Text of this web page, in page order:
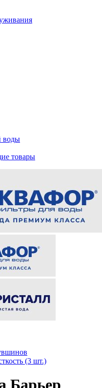
воды
товары
(3 шт.)